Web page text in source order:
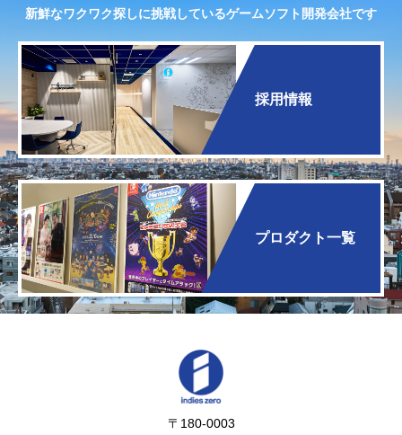
新鮮なワクワク探しに挑戦しているゲームソフト開発会社です
採用情報
プロダクト一覧
〒180-0003